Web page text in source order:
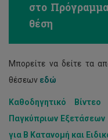
στο
θέση
Μπορείτε να δείτε τα
θέσεων εδώ
Καθοδηγητικό
Παγκύπριων
για Β Κατανομή και